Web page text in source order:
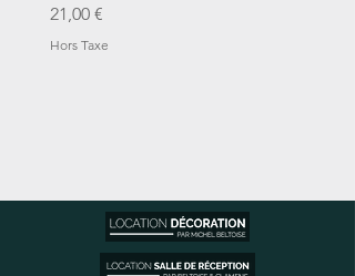
Prix
21,00 €
Hors Taxe